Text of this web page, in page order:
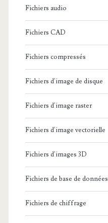
Fichiers audio
Fichiers CAD
Fichiers compressés
Fichiers d'image de disque
Fichiers d'image raster
Fichiers d'image vectorielle
Fichiers d'images 3D
Fichiers de base de données
Fichiers de chiffrage